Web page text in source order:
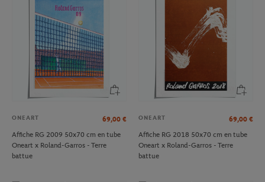
ONEART 69,00 €
Affiche RG 2009 50x70 cm en tube
Oneart x Roland-Garros - Terre
battue
ONEART 69,00 €
Affiche RG 2018 50x70 cm en tube
Oneart x Roland-Garros - Terre
battue